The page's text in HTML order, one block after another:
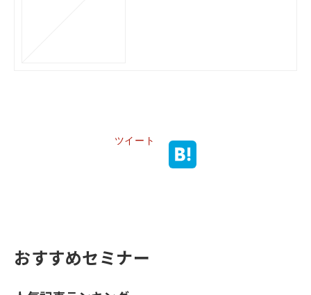
ツイート
おすすめセミナー